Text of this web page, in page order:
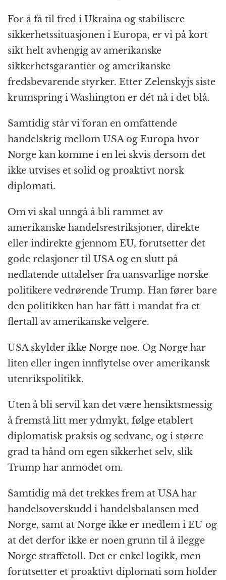
For å få til fred i Ukraina og stabilisere
sikkerhetssituasjonen i Europa, er vi på kort
sikt helt avhengig av amerikanske
sikkerhetsgarantier og amerikanske
fredsbevarende styrker. Etter Zelenskyjs siste
krumspring i Washington er dét nå i det blå.
Samtidig står vi foran en omfattende
handelskrig mellom USA og Europa hvor
Norge kan komme i en lei skvis dersom det
ikke utvises et solid og proaktivt norsk
diplomati.
Om vi skal unngå å bli rammet av
amerikanske handelsrestriksjoner, direkte
eller indirekte gjennom EU, forutsetter det
gode relasjoner til USA og en slutt på
nedlatende uttalelser fra uansvarlige norske
politikere vedrørende Trump. Han fører bare
den politikken han har fått i mandat fra et
flertall av amerikanske velgere.
USA skylder ikke Norge noe. Og Norge har
liten eller ingen innflytelse over amerikansk
utenrikspolitikk.
Uten å bli servil kan det være hensiktsmessig
å fremstå litt mer ydmykt, følge etablert
diplomatisk praksis og sedvane, og i større
grad ta hånd om egen sikkerhet selv, slik
Trump har anmodet om.
Samtidig må det trekkes frem at USA har
handelsoverskudd i handelsbalansen med
Norge, samt at Norge ikke er medlem i EU og
at det derfor ikke er noen grunn til å ilegge
Norge straffetoll. Det er enkel logikk, men
forutsetter et proaktivt diplomati som holder